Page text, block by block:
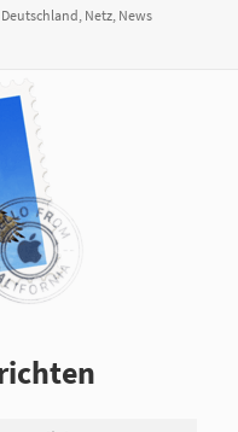
Tags
Deutschland Netz News